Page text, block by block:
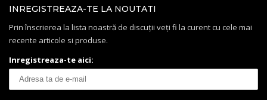
INREGISTREAZA-TE LA NOUTATI
Prin înscrierea la lista noastră de discuții veți fi la curent cu cele mai
recente articole si produse.
Inregistreaza-te aici: